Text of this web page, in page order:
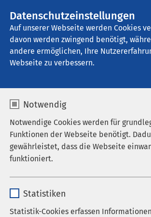
Datenschutzeinstellungen
Auf unserer Webseite werden Cookies
davon werden zwingend benötigt,
andere ermöglichen, Ihre
Webseite zu verbessern.
Notwendig
Notwendige Cookies werden für
Funktionen der Webseite benötigt.
gewährleistet, dass die Webseite
funktioniert.
Anbieter sgalinski
Statistiken
Statistik-Cookies erfassen